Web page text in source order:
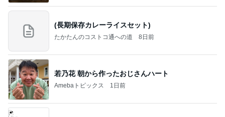
(長期保存カレーライスセット)
たかたんのコストコ通への道 8日前
若乃花 朝から作ったおじさんハート
Amebaトピックス 1日前